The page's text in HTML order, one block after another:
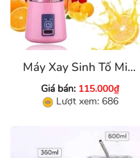
Máy Xay Sinh Tố Mini
Dùng Pin Sạc
Giá bán: 115.000₫
Lượt xem: 686